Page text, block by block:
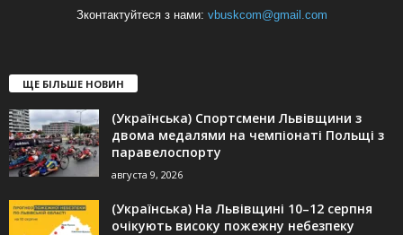
Зконтактуйтеся з нами: vbuskcom@gmail.com
ЩЕ БІЛЬШЕ НОВИН
(Українська) Спортсмени Львівщини з
двома медалями на чемпіонаті Польщі з
паравелоспорту
августа 9, 2026
(Українська) На Львівщині 10–12 серпня
очікують високу пожежну небезпеку